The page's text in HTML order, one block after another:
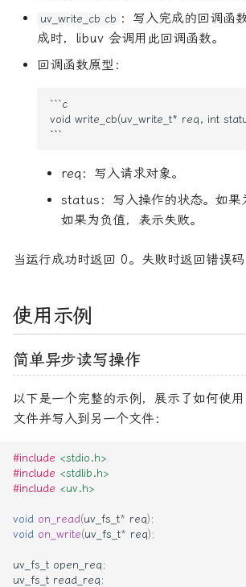
uv_write_cb cb ：写入完成的回调函
成时，libuv 会调用此回调函数。
回调函数原型：
```c
void write_cb(uv_write_t* req, int
req：写入请求对象。
status：写入操作的状态。如果
如果为负值，表示失败。
当运行成功时返回 0。失败时返回错误码
使用示例
简单异步读写操作
以下是一个完整的示例，展示了如何使
文件并写入到另一个文件：
#include <stdio.h>
#include <stdlib.h>
#include <uv.h>
void on_read(uv_fs_t* req);
void on_write(uv_fs_t* req);
uv_fs_t open_req;
uv_fs_t read_req;